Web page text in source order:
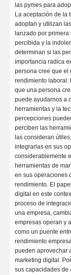
las pymes para
La aceptación de la
adoptan y utilizan
lanzado por
percibida y la
determinan si las
importancia radica
persona cree que el
rendimiento laboral.
que una persona
puede ayudarnos a
herramientas y la
percepciones
perciben las
las consideran
integrarlas en sus
considerablemente
herramientas de
en sus operaciones
rendimiento. El
digital en este
proceso de
una empresa,
empresas operan y
como un puente
rendimiento
pueden aprovechar
marketing digital.
sus capacidades de